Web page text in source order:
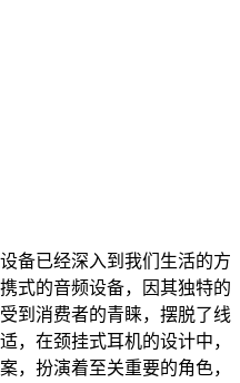
备已经深入到我们生活的方
式的音频设备，因其独特的
到消费者的青睐，摆脱了线
，在颈挂式耳机的设计中，
，扮演着至关重要的角色，